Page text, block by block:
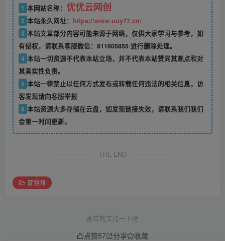
1 本网站名称： 优优云网创
2 本站永久网址： https://www.uuy77.cn/
3 本站文章部分内容可能来源于网络，仅供大家学习与参考，如
有侵权，请联系客服微信：811805855 进行删除处理。
4 本站一切资源不代表本站立场，并不代表本站赞同其观点和对
其真实性负责。
5 本站一律禁止以任何方式发布或转载任何违法的相关信息，访
客发现请向客服举报
6 本站资源大多存储在云盘，如发现链接失效，请联系我们我们
会第一时间更新。
THE END
冒泡网
喜欢就支持一下吧
点赞57 分享
收藏